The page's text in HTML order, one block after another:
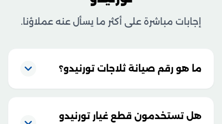
إجابات مباشرة على أكثر ما يسأل عنه عملاؤنا.
ما هو رقم صيانة ثلاجات تورنيدو؟
هل تستخدمون قطع غيار تورنيدو